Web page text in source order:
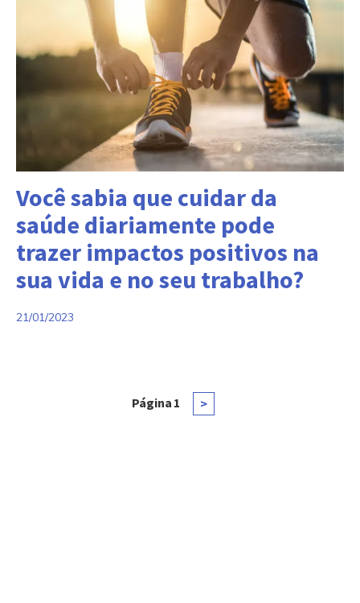
Você sabia que cuidar da
saúde diariamente pode
trazer impactos positivos na
sua vida e no seu trabalho?
21/01/2023
Página 1
Próxima
>